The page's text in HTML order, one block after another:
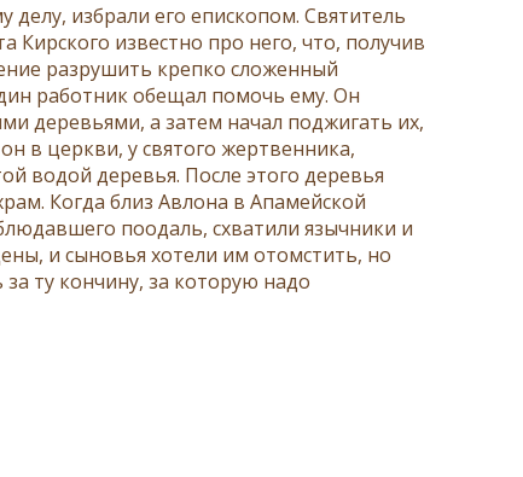
избрали его епископом. Святитель
Кирского известно про него, что, получив
разрушить крепко сложенный
работник обещал помочь ему. Он
деревьями, а затем начал поджигать их,
в церкви, у святого жертвенника,
водой деревья. После этого деревья
Когда близ Авлона в Апамейской
поодаль, схватили язычники и
и сыновья хотели им отомстить, но
ту кончину, за которую надо